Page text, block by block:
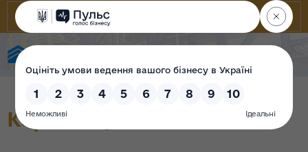
Керівництво